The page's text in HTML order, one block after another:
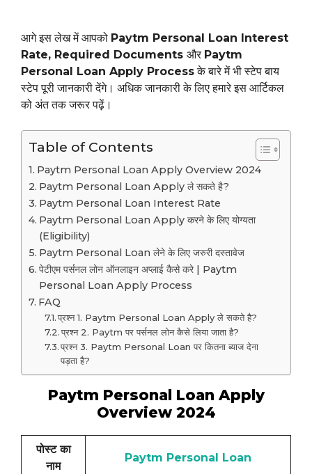
आगे इस लेख में आपको Paytm Personal Loan Interest
Rate, Required Documents और Paytm
Personal Loan Apply Processके बारे में भी स्टेप बाय
स्टेप पूरी जानकारी देंगे। अधिक जानकारी के लिए हमारे इस आर्टिकल
को अंत तक जरूर पढ़ें।
Table of Contents
Paytm Personal Loan Apply Overview 2024
Paytm Personal Loan Apply ले सकते है?
Paytm Personal Loan Interest Rate
Paytm Personal Loan Apply करने के लिए योग्यता
(Eligibility)
Paytm Personal Loan लेने के लिए जरुरी दस्तावेज
पेटीएम पर्सनल लोन ऑनलाइन अप्लाई कैसे करे | Paytm
Personal Loan Apply Process
FAQ
प्रश्न 1. Paytm Personal Loan Apply ले सकते है?
प्रश्न 2. Paytm पर पर्सनल लोन कैसे लिया जाता है?
प्रश्न 3. Paytm Personal Loan पर कितना ब्याज देना
पड़ता है?
Paytm Personal Loan Apply
Overview 2024
पोस्ट का
नाम
Paytm Personal Loan